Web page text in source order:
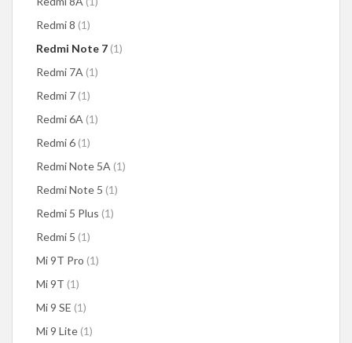
Redmi 8 (1)
Redmi Note 7 (1)
Redmi 7A (1)
Redmi 7 (1)
Redmi 6A (1)
Redmi 6 (1)
Redmi Note 5A (1)
Redmi Note 5 (1)
Redmi 5 Plus (1)
Redmi 5 (1)
Mi 9T Pro (1)
Mi 9T (1)
Mi 9 SE (1)
Mi 9 Lite (1)